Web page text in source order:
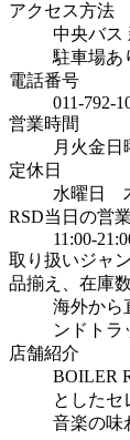
アクセス方法
中央バス
駐車場あ
電話番号
011-792-
営業時間
月火金日
定休日
水曜日
RSD当日の営
11:00-
取り扱いジャ
品揃え、在庫
海外から
ンドトラ
店舗紹介
BOILER
としたセ
音楽の味